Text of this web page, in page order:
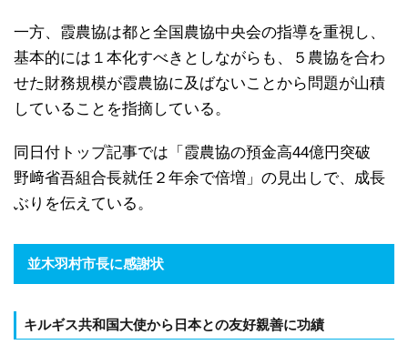
一方、霞農協は都と全国農協中央会の指導を重視し、
基本的には１本化すべきとしながらも、５農協を合わ
せた財務規模が霞農協に及ばないことから問題が山積
していることを指摘している。
同日付トップ記事では「霞農協の預金高44億円突破
野﨑省吾組合長就任２年余で倍増」の見出しで、成長
ぶりを伝えている。
並木羽村市長に感謝状
キルギス共和国大使から日本との友好親善に功績